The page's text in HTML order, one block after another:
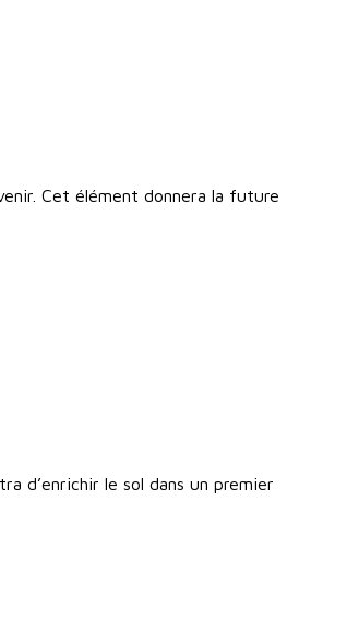
Cet élément donnera la future
d’enrichir le sol dans un premier